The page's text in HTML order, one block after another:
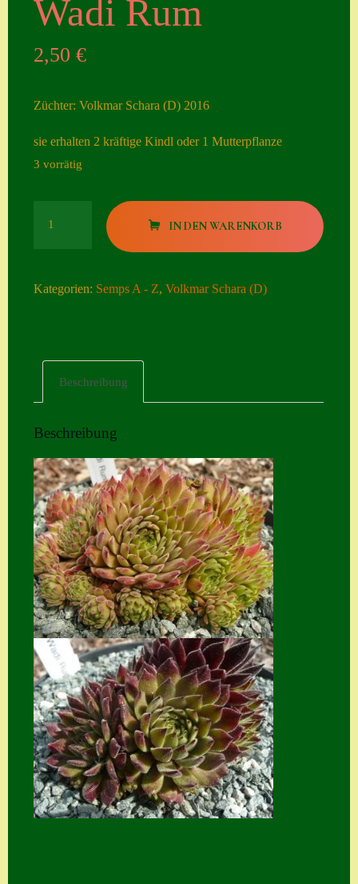
ngen
Datenschutzerklä
mit Semps
Kasse
Kontakt
Mein Konto
Naturformen
S. x nixonii
Semps die ich
suche
Semps von A – Z
Shop
Suche
Sue Thomas
Translator
Wadi Rum
2,50€
Züchter: Volkmar Schara (D) 2016
sie erhalten 2 kräftige Kindl oder 1 Mutterpflanze
3 vorrätig
IN DEN WARENKORB
Kategorien: Semps A - Z,Volkmar Schara (D)
Beschreibung
Beschreibung